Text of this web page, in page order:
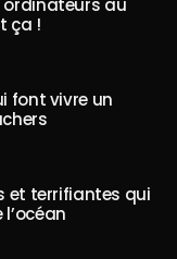
ordinateurs au
ça !
font vivre un
et terrifiantes qui